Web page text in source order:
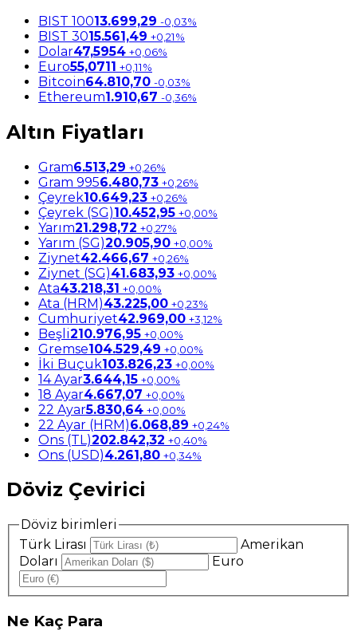
BIST 10013.699,29 -0,03%
BIST 3015.561,49 +0,21%
Dolar47,5954 +0,06%
Euro55,0711 +0,11%
Bitcoin64.810,70 -0,03%
Ethereum1.910,67 -0,36%
Altın Fiyatları
Gram6.513,29 +0,26%
Gram 9956.480,73 +0,26%
Çeyrek10.649,23 +0,26%
Çeyrek (SG)10.452,95 +0,00%
Yarım21.298,72 +0,27%
Yarım (SG)20.905,90 +0,00%
Ziynet42.466,67 +0,26%
Ziynet (SG)41.683,93 +0,00%
Ata43.218,31 +0,00%
Ata (HRM)43.225,00 +0,23%
Cumhuriyet42.969,00 +3,12%
Beşli210.976,95 +0,00%
Gremse104.529,49 +0,00%
İki Buçuk103.826,23 +0,00%
14 Ayar3.644,15 +0,00%
18 Ayar4.667,07 +0,00%
22 Ayar5.830,64 +0,00%
22 Ayar (HRM)6.068,89 +0,24%
Ons (TL)202.842,32 +0,40%
Ons (USD)4.261,80 +0,34%
Döviz Çevirici
Döviz birimleri
Türk Lirası
Amerikan
Doları
Euro
Ne Kaç Para